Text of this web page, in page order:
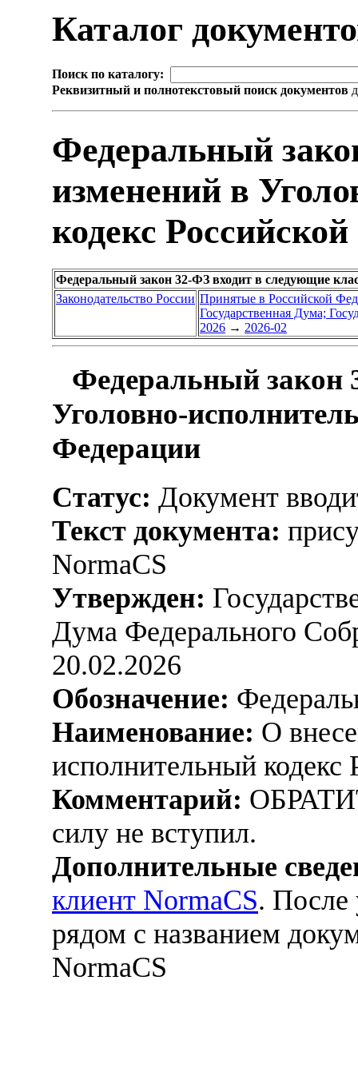
Каталог
Поиск по каталогу:
Реквизитный и полнотекстовый поиск документов
Федеральный
изменений в
кодекс
Федеральный закон 32-ФЗ входит в следующие
Законодательство России Принятые в Российской
Государственная Дума;
2026 → 2026-02
Федеральный закон
Уголовно-
Федерации
Статус: Документ
Текст документа:
NormaCS
Утвержден:
Дума Федерального
20.02.2026
Обозначение:
Наименование: О
исполнительный
Комментарий:
силу не вступил.
Дополнительные
клиент NormaCS. После
рядом с названием
NormaCS